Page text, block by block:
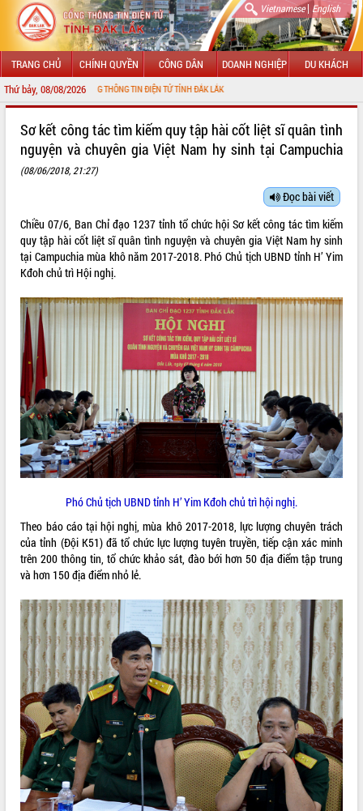
Vietnamese| English
TRANG CHỦ CHÍNH QUYỀN CÔNG DÂN DOANH NGHIỆP DU KHÁCH
Thứ bảy, 08/08/2026
CỔNG THÔNG TIN ĐIỆN TỬ TỈNH ĐẮK LẮK
LÃNH ĐẠO UBND TỈNH
SỞ, BAN, NGÀNH
UBND CÁC XÃ, PHƯỜNG
HỆ THỐNG VĂN BẢN
VĂN BẢN HĐND TỈNH
ĐIỂM TIN VĂN BẢN
QUY HOẠCH - KẾ HOẠCH
VIDEO
Sơ kết công tác tìm kiếm quy tập hài cốt liệt sĩ quân tình
nguyện và chuyên gia Việt Nam hy sinh tại Campuchia
(08/06/2018, 21:27)
Đọc bài viết
Chiều 07/6, Ban Chỉ đạo 1237 tỉnh tổ chức hội Sơ kết công tác tìm kiếm
quy tập hài cốt liệt sĩ quân tình nguyện và chuyên gia Việt Nam hy sinh
tại Campuchia mùa khô năm 2017-2018. Phó Chủ tịch UBND tỉnh H’ Yim
Kđoh chủ trì Hội nghị.
Phó Chủ tịch UBND tỉnh H’ Yim Kđoh chủ trì hội nghị.
Theo báo cáo tại hội nghị, mùa khô 2017-2018, lực lượng chuyên trách
của tỉnh (Đội K51) đã tổ chức lực lượng tuyên truyền, tiếp cận xác minh
trên 200 thông tin, tổ chức khảo sát, đào bới hơn 50 địa điểm tập trung
và hơn 150 địa điểm nhỏ lẻ.